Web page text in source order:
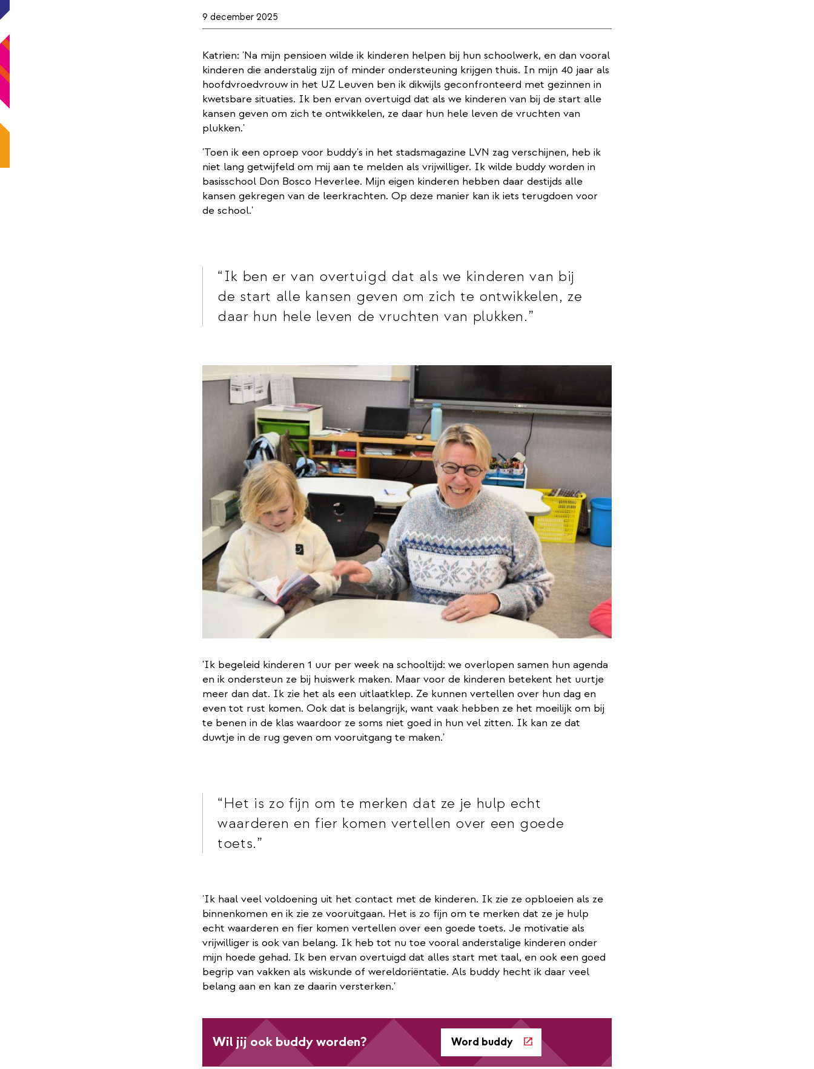
9 december 2025
Katrien: 'Na mijn pensioen wilde ik kinderen helpen bij hun schoolwerk, en dan vooral
kinderen die anderstalig zijn of minder ondersteuning krijgen thuis. In mijn 40 jaar als
hoofdvroedvrouw in het UZ Leuven ben ik dikwijls geconfronteerd met gezinnen in
kwetsbare situaties. Ik ben ervan overtuigd dat als we kinderen van bij de start alle
kansen geven om zich te ontwikkelen, ze daar hun hele leven de vruchten van
plukken.'
'Toen ik een oproep voor buddy's in het stadsmagazine LVN zag verschijnen, heb ik
niet lang getwijfeld om mij aan te melden als vrijwilliger. Ik wilde buddy worden in
basisschool Don Bosco Heverlee. Mijn eigen kinderen hebben daar destijds alle
kansen gekregen van de leerkrachten. Op deze manier kan ik iets terugdoen voor
de school.'
Ik ben er van overtuigd dat als we kinderen van bij
de start alle kansen geven om zich te ontwikkelen, ze
daar hun hele leven de vruchten van plukken.
'Ik begeleid kinderen 1 uur per week na schooltijd: we overlopen samen hun agenda
en ik ondersteun ze bij huiswerk maken. Maar voor de kinderen betekent het uurtje
meer dan dat. Ik zie het als een uitlaatklep. Ze kunnen vertellen over hun dag en
even tot rust komen. Ook dat is belangrijk, want vaak hebben ze het moeilijk om bij
te benen in de klas waardoor ze soms niet goed in hun vel zitten. Ik kan ze dat
duwtje in de rug geven om vooruitgang te maken.'
Het is zo fijn om te merken dat ze je hulp echt
waarderen en fier komen vertellen over een goede
toets.
'Ik haal veel voldoening uit het contact met de kinderen. Ik zie ze opbloeien als ze
binnenkomen en ik zie ze vooruitgaan. Het is zo fijn om te merken dat ze je hulp
echt waarderen en fier komen vertellen over een goede toets. Je motivatie als
vrijwilliger is ook van belang. Ik heb tot nu toe vooral anderstalige kinderen onder
mijn hoede gehad. Ik ben ervan overtuigd dat alles start met taal, en ook een goed
begrip van vakken als wiskunde of wereldoriëntatie. Als buddy hecht ik daar veel
belang aan en kan ze daarin versterken.'
Word buddy
Wil jij ook buddy worden?